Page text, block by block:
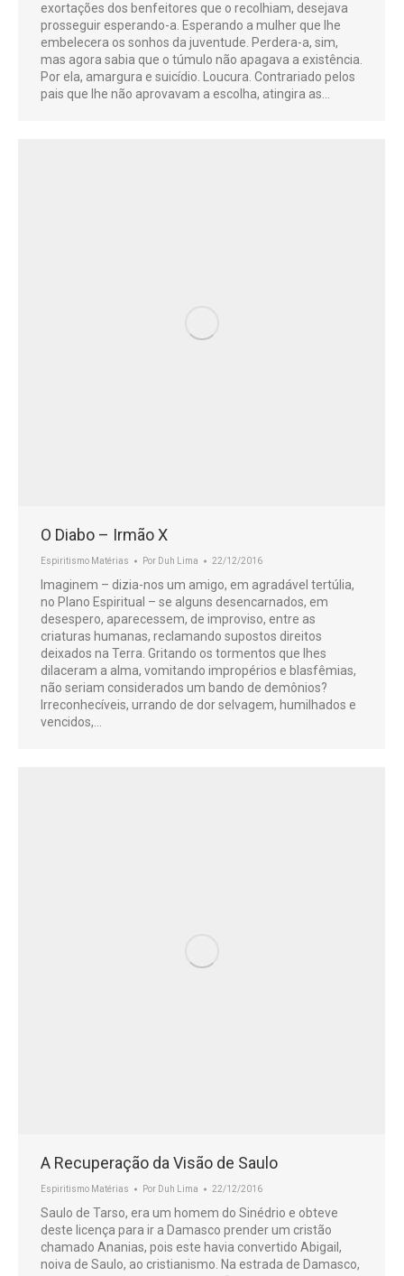
exortações dos benfeitores que o recolhiam, desejava
prosseguir esperando-a. Esperando a mulher que lhe
embelecera os sonhos da juventude. Perdera-a, sim,
mas agora sabia que o túmulo não apagava a existência.
Por ela, amargura e suicídio. Loucura. Contrariado pelos
pais que lhe não aprovavam a escolha, atingira as…
O Diabo – Irmão X
Espiritismo Matérias Por Duh Lima 22/12/2016
Imaginem – dizia-nos um amigo, em agradável tertúlia,
no Plano Espiritual – se alguns desencarnados, em
desespero, aparecessem, de improviso, entre as
criaturas humanas, reclamando supostos direitos
deixados na Terra. Gritando os tormentos que lhes
dilaceram a alma, vomitando impropérios e blasfêmias,
não seriam considerados um bando de demônios?
Irreconhecíveis, urrando de dor selvagem, humilhados e
vencidos,…
A Recuperação da Visão de Saulo
Espiritismo Matérias Por Duh Lima 22/12/2016
Saulo de Tarso, era um homem do Sinédrio e obteve
deste licença para ir a Damasco prender um cristão
chamado Ananias, pois este havia convertido Abigail,
noiva de Saulo, ao cristianismo. Na estrada de Damasco,